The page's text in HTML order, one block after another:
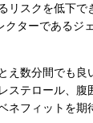
リスクを低下で
クターであるジ
え数分間でも良
ステロール、腹
ネフィットを期